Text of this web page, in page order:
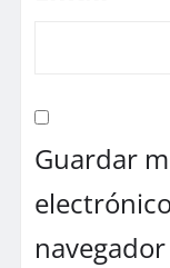
Guardar